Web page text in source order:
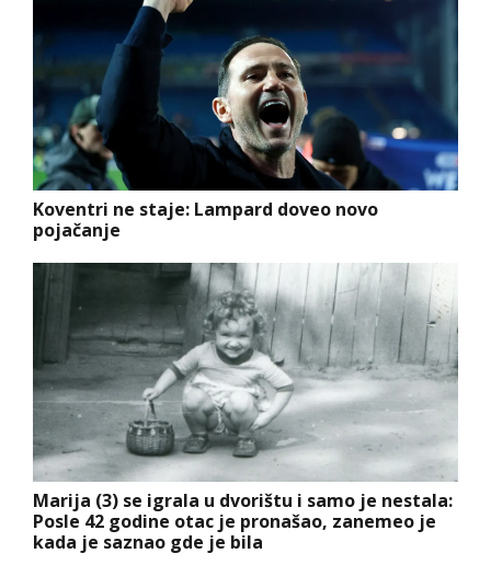
Koventri ne staje: Lampard doveo novo
pojačanje
Marija (3) se igrala u dvorištu i samo je nestala:
Posle 42 godine otac je pronašao, zanemeo je
kada je saznao gde je bila